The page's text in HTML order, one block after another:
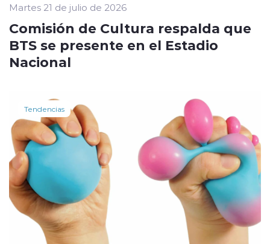
Martes 21 de julio de 2026
Comisión de Cultura respalda que
BTS se presente en el Estadio
Nacional
Tendencias